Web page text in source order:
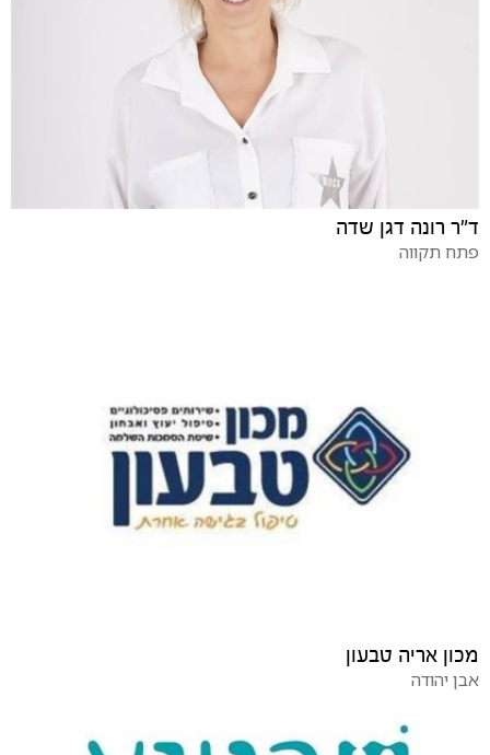
ד"ר רונה דגן שדה
פתח תקווה
מכון אריה טבעון
אבן יהודה